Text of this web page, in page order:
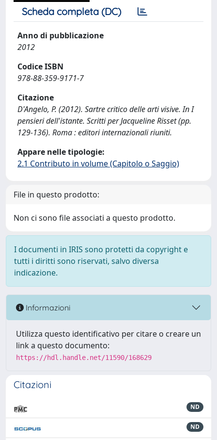
Scheda completa (DC)
Anno di pubblicazione
2012
Codice ISBN
978-88-359-9171-7
Citazione
D'Angelo, P. (2012). Sartre critico delle arti visive. In I
pensieri dell'istante. Scritti per Jacqueline Risset (pp.
129-136). Roma : editori internazionali riuniti.
Appare nelle tipologie:
2.1 Contributo in volume (Capitolo o Saggio)
File in questo prodotto:
Non ci sono file associati a questo prodotto.
I documenti in IRIS sono protetti da copyright e
tutti i diritti sono riservati, salvo diversa
indicazione.
Informazioni
Utilizza questo identificativo per citare o creare un
link a questo documento:
https://hdl.handle.net/11590/168629
Citazioni
ND
ND